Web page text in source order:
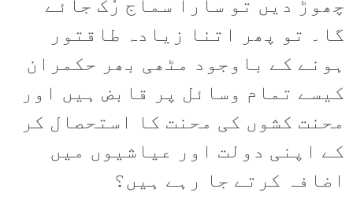
چھوڑ دیں تو سارا سماج رُک جائے
گا۔ تو پھر اتنا زیادہ طاقتور
ہونے کے باوجود مٹھی بھر حکمران
کیسے تمام وسائل پر قابض ہیں اور
محنت کشوں کی محنت کا استحصال کر
کے اپنی دولت اور عیاشیوں میں
اضافہ کرتے جا رہے ہیں؟